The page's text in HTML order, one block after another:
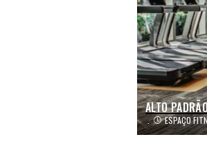
ALTO
ESPAÇO